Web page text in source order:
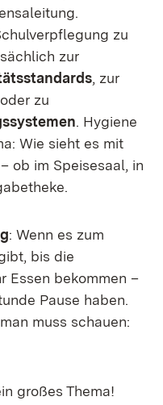
zu
zur
, zur
oder zu
. Hygiene
Wie sieht es mit
ob im Speisesaal, in
: Wenn es zum
bis die
Essen bekommen –
Pause haben.
muss schauen:
großes Thema!